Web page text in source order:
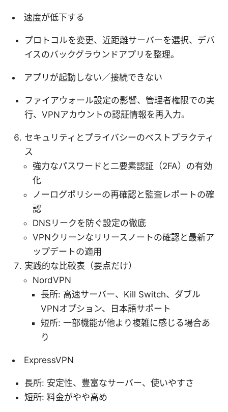
速度が低下する
プロトコルを変更、近距離サーバーを選択、デバ
イスのバックグラウンドアプリを整理。
アプリが起動しない／接続できない
ファイアウォール設定の影響、管理者権限での実
行、VPNアカウントの認証情報を再入力。
セキュリティとプライバシーのベストプラクティ
ス
強力なパスワードと二要素認証（2FA）の有効
化
ノーログポリシーの再確認と監査レポートの確
認
DNSリークを防ぐ設定の徹底
VPNクリーンなリリースノートの確認と最新ア
ップデートの適用
実践的な比較表（要点だけ）
NordVPN
長所: 高速サーバー、Kill Switch、ダブル
VPNオプション、日本語サポート
短所: 一部機能が他より複雑に感じる場合あ
り
ExpressVPN
長所: 安定性、豊富なサーバー、使いやすさ
短所: 料金がやや高め